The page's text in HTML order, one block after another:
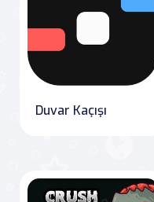
Duvar Kaçışı